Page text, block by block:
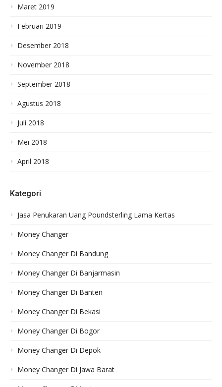
Maret 2019
Februari 2019
Desember 2018
November 2018
September 2018
Agustus 2018
Juli 2018
Mei 2018
April 2018
Kategori
Jasa Penukaran Uang Poundsterling Lama Kertas
Money Changer
Money Changer Di Bandung
Money Changer Di Banjarmasin
Money Changer Di Banten
Money Changer Di Bekasi
Money Changer Di Bogor
Money Changer Di Depok
Money Changer Di Jawa Barat